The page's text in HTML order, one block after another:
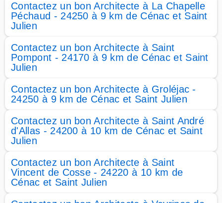
Contactez un bon Architecte à La Chapelle
Péchaud - 24250 à 9 km de Cénac et Saint
Julien
Contactez un bon Architecte à Saint
Pompont - 24170 à 9 km de Cénac et Saint
Julien
Contactez un bon Architecte à Groléjac -
24250 à 9 km de Cénac et Saint Julien
Contactez un bon Architecte à Saint André
d'Allas - 24200 à 10 km de Cénac et Saint
Julien
Contactez un bon Architecte à Saint
Vincent de Cosse - 24220 à 10 km de
Cénac et Saint Julien